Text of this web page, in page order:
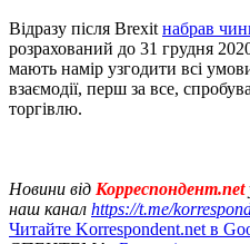
Відразу після Brexit набрав
розрахований до 31 грудня
мають намір узгодити всі
взаємодії, перш за все,
торгівлю.
Новини від Корреспондент.net
наш канал https://t.me/
Читайте Korrespondent.net в